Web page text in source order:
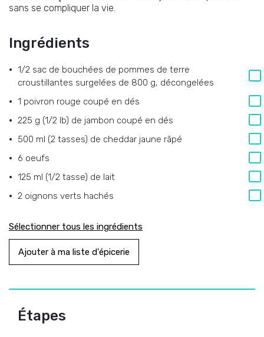
sans se compliquer la vie.
Ingrédients
1/2 sac de bouchées de pommes de terre
croustillantes surgelées de 800 g, décongelées
1 poivron rouge coupé en dés
225 g (1/2 lb) de jambon coupé en dés
500 ml (2 tasses) de cheddar jaune râpé
6 oeufs
125 ml (1/2 tasse) de lait
2 oignons verts hachés
Sélectionner tous les ingrédients
Ajouter à ma liste d'épicerie
Étapes